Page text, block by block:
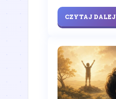
CZYTAJ DALEJ